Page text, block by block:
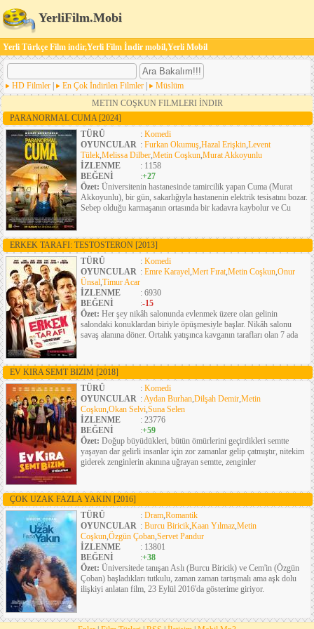
YerliFilm.Mobi
Yerli Türkçe Film indir,Yerli Film İndir mobil,Yerli Mobil
HD Filmler En Çok İndirilen Filmler
Müslüm
METIN COŞKUN FILMLERI İNDIR
PARANORMAL CUMA [2024]
TÜRÜ
: Komedi
OYUNCULAR : Furkan Okumuş,Hazal Erişkin,Levent
Tülek,Melissa Dilber,Metin Coşkun,Murat Akkoyunlu
İZLENME
: 1158
BEĞENİ
:+27
Özet: Üniversitenin hastanesinde tamircilik yapan Cuma (Murat
Akkoyunlu), bir gün, sakarlığıyla hastanenin elektrik tesisatını bozar.
Sebep olduğu karmaşanın ortasında bir kadavra kaybolur ve Cu
ERKEK TARAFI: TESTOSTERON [2013]
TÜRÜ
: Komedi
OYUNCULAR : Emre Karayel,Mert Fırat,Metin Coşkun,Onur
Ünsal,Timur Acar
İZLENME
: 6930
BEĞENİ
:-15
Özet: Her şey nikâh salonunda evlenmek üzere olan gelinin
salondaki konuklardan biriyle öpüşmesiyle başlar. Nikâh salonu
savaş alanına döner. Ortalık yatışınca kavganın tarafları olan 7 ada
EV KIRA SEMT BIZIM [2018]
TÜRÜ
: Komedi
OYUNCULAR :Aydan Burhan,Dilşah Demir,Metin
Coşkun,Okan Selvi,Suna Selen
İZLENME
: 23776
BEĞENİ
:+59
Özet: Doğup büyüdükleri, bütün ömürlerini geçirdikleri semtte
yaşayan dar gelirli insanlar için zor zamanlar gelip çatmıştır, nitekim
giderek zenginlerin akınına uğrayan semtte, zenginler
ÇOK UZAK FAZLA YAKIN [2016]
TÜRÜ
: Dram,Romantik
OYUNCULAR : Burcu Biricik,Kaan Yılmaz,Metin
Coşkun,Özgün Çoban,Servet Pandur
İZLENME
: 13801
BEĞENİ
:+38
Özet: Üniversitede tanışan Aslı (Burcu Biricik) ve Cem'in (Özgün
Çoban) başladıkları tutkulu, zaman zaman tartışmalı ama aşk dolu
ilişkiyi anlatan film, 23 Eylül 2016'da gösterime giriyor.